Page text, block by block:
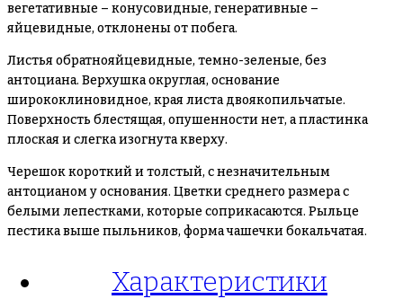
вегетативные – конусовидные, генеративные –
яйцевидные, отклонены от побега.
Листья обратнояйцевидные, темно-зеленые, без
антоциана. Верхушка округлая, основание
ширококлиновидное, края листа двоякопильчатые.
Поверхность блестящая, опушенности нет, а пластинка
плоская и слегка изогнута кверху.
Черешок короткий и толстый, с незначительным
антоцианом у основания. Цветки среднего размера с
белыми лепестками, которые соприкасаются. Рыльце
пестика выше пыльников, форма чашечки бокальчатая.
Характеристики